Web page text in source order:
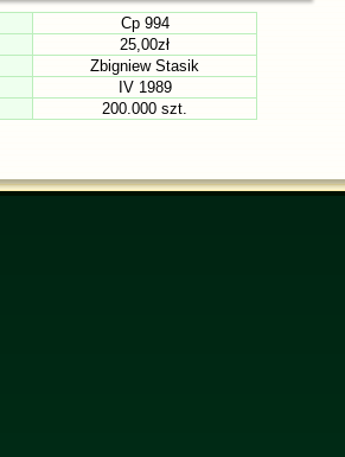
Cp 994
25,00zł
Zbigniew Stasik
IV 1989
200.000 szt.